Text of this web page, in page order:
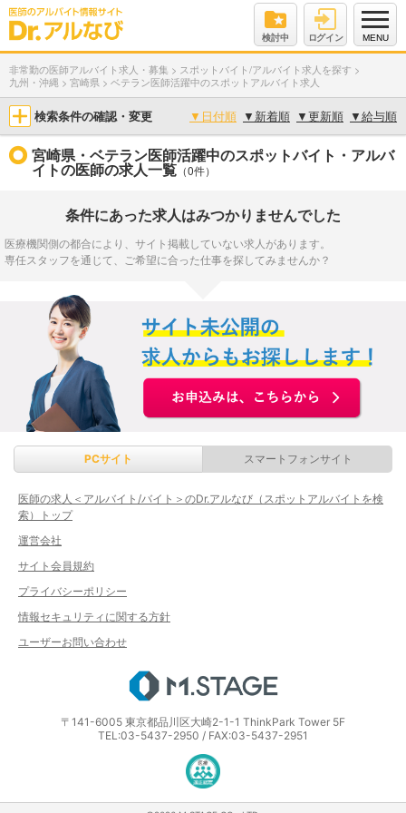
検討中 ログイン MENU
非常勤の医師アルバイト求人・募集 > スポットバイト/アルバイト求人を探す >
九州・沖縄 > 宮崎県 > ベテラン医師活躍中のスポットアルバイト求人
検索条件の確認・変更 ▼ 日付順 ▼ 新着順 ▼更新順 ▼給与順
宮崎県・ベテラン医師活躍中のスポットバイト・アルバ
イトの医師の求人一覧 （0件）
条件にあった求人はみつかりませんでした
医療機関側の都合により、サイト掲載していない求人があります。
専任スタッフを通じて、ご希望に合った仕事を探してみませんか？
PCサイト スマートフォンサイト
医師の求人＜アルバイト/バイト＞のDr.アルなび（スポットアルバイトを検
索）トップ
運営会社
サイト会員規約
プライバシーポリシー
情報セキュリティに関する方針
ユーザーお問い合わせ
〒141-6005 東京都品川区大崎2-1-1 ThinkPark Tower 5F
TEL:03-5437-2950 / FAX:03-5437-2951